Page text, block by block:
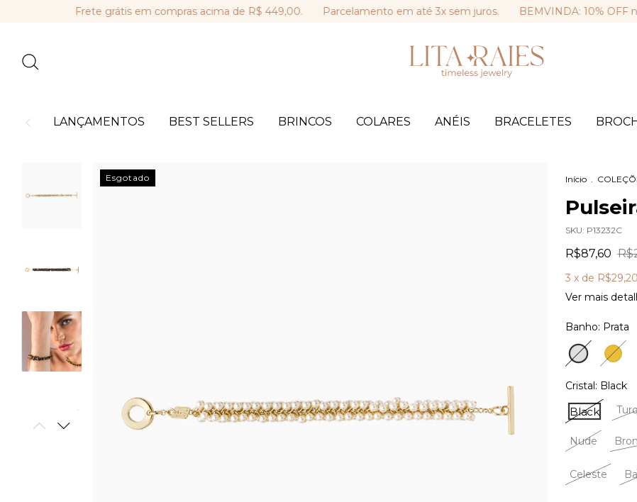
Frete grátis em compras acima de R$ 449,00. Parcelamento em até 3x sem juros. BEMVINDA: 10% OFF na
LANÇAMENTOS BEST SELLERS BRINCOS COLARES ANÉIS BRACELETES
Esgotado Início .
SKU: P13232C
R$87,60
3 x de R$29,20
Ver mais
Banho: Prata
Prata Ouro
Cristal: Black
Black
Nude
Celeste